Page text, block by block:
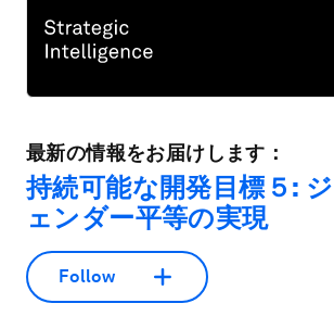
最新の情報をお届けします：
持続可能な開発目標５: ジ
ェンダー平等の実現
Follow